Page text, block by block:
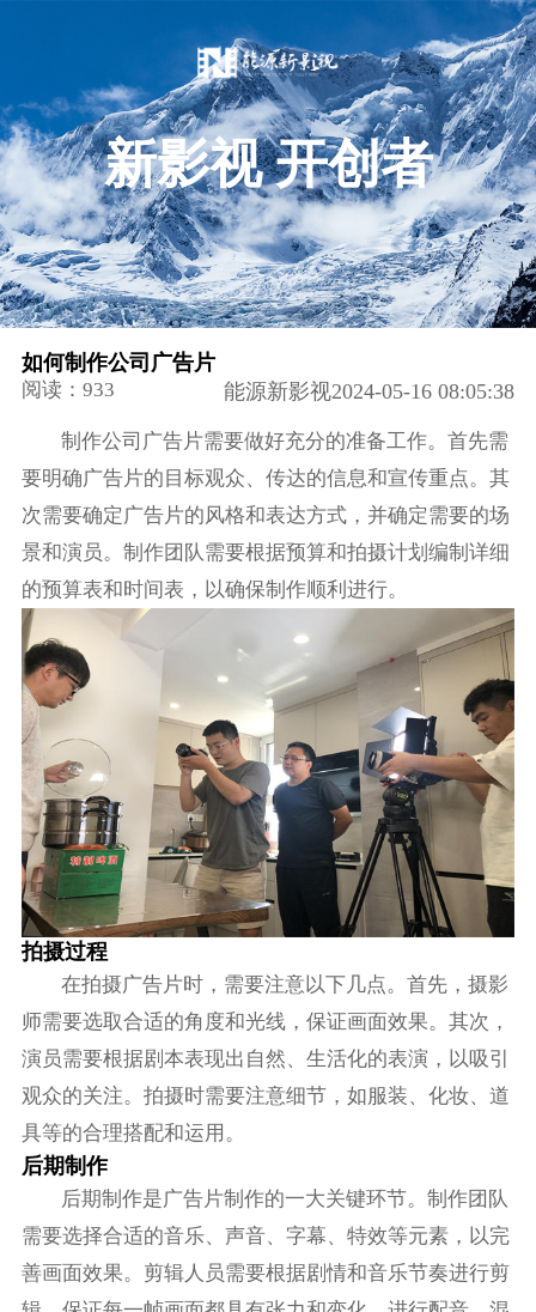
新影视 开创者
如何制作公司广告片
阅读：933 能源新影视2024-05-16 08:05:38
制作公司广告片需要做好充分的准备工作。首先需
要明确广告片的目标观众、传达的信息和宣传重点。其
次需要确定广告片的风格和表达方式，并确定需要的场
景和演员。制作团队需要根据预算和拍摄计划编制详细
的预算表和时间表，以确保制作顺利进行。
拍摄过程
在拍摄广告片时，需要注意以下几点。首先，摄影
师需要选取合适的角度和光线，保证画面效果。其次，
演员需要根据剧本表现出自然、生活化的表演，以吸引
观众的关注。拍摄时需要注意细节，如服装、化妆、道
具等的合理搭配和运用。
后期制作
后期制作是广告片制作的一大关键环节。制作团队
需要选择合适的音乐、声音、字幕、特效等元素，以完
善画面效果。剪辑人员需要根据剧情和音乐节奏进行剪